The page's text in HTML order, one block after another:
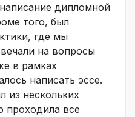
дипломной
того, был
где мы
на вопросы
в рамках
написать эссе.
из нескольких
проходила все